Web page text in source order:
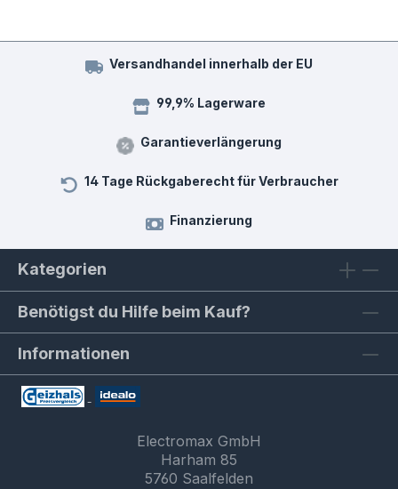
Versandhandel innerhalb der EU
99,9% Lagerware
Garantieverlängerung
14 Tage Rückgaberecht für Verbraucher
Finanzierung
Kategorien
Benötigst du Hilfe beim Kauf?
Informationen
Electromax GmbH
Harham 85
5760 Saalfelden